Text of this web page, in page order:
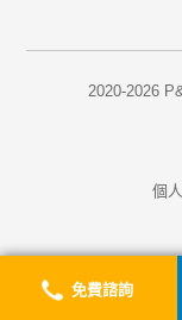
免費諮詢
2020-2026
個